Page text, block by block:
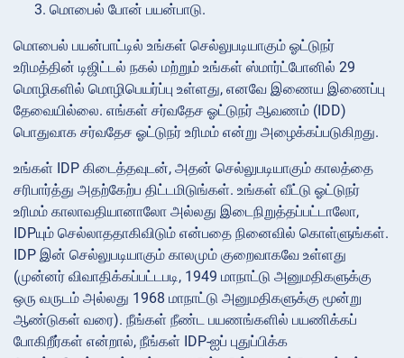
மொபைல் போன் பயன்பாடு.
மொபைல் பயன்பாட்டில் உங்கள் செல்லுபடியாகும் ஓட்டுநர்
உரிமத்தின் டிஜிட்டல் நகல் மற்றும் உங்கள் ஸ்மார்ட்போனில் 29
மொழிகளில் மொழிபெயர்ப்பு உள்ளது, எனவே இணைய இணைப்பு
தேவையில்லை. எங்கள் சர்வதேச ஓட்டுநர் ஆவணம் (IDD)
பொதுவாக சர்வதேச ஓட்டுநர் உரிமம் என்று அழைக்கப்படுகிறது.
உங்கள் IDP கிடைத்தவுடன், அதன் செல்லுபடியாகும் காலத்தை
சரிபார்த்து அதற்கேற்ப திட்டமிடுங்கள். உங்கள் வீட்டு ஓட்டுநர்
உரிமம் காலாவதியானாலோ அல்லது இடைநிறுத்தப்பட்டாலோ,
IDPயும் செல்லாததாகிவிடும் என்பதை நினைவில் கொள்ளுங்கள்.
IDP இன் செல்லுபடியாகும் காலமும் குறைவாகவே உள்ளது
(முன்னர் விவாதிக்கப்பட்டபடி, 1949 மாநாட்டு அனுமதிகளுக்கு
ஒரு வருடம் அல்லது 1968 மாநாட்டு அனுமதிகளுக்கு மூன்று
ஆண்டுகள் வரை). நீங்கள் நீண்ட பயணங்களில் பயணிக்கப்
போகிறீர்கள் என்றால், நீங்கள் IDP-ஐப் புதுப்பிக்க